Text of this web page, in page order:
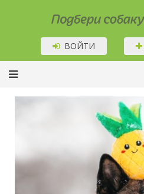
Подбери собаку!
ВОЙТИ